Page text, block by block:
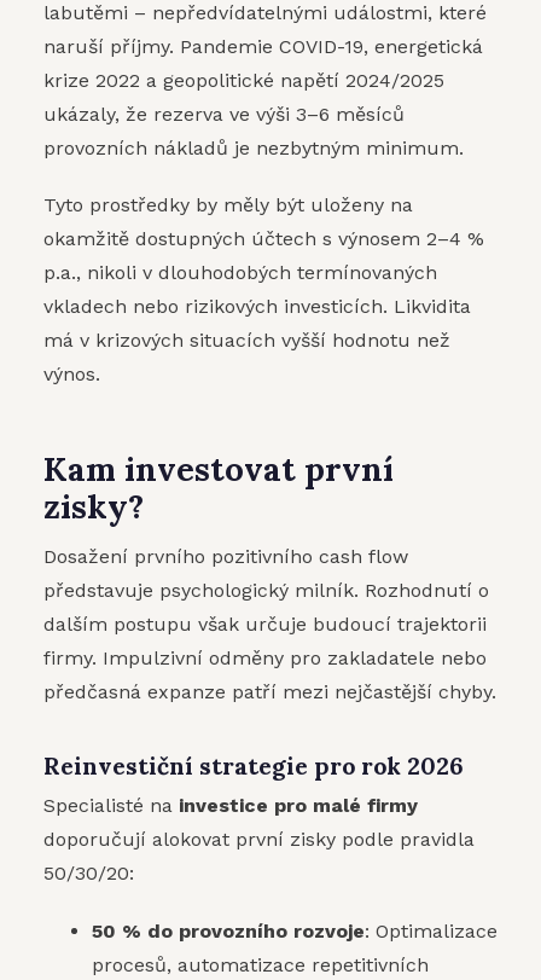
labutěmi – nepředvídatelnými událostmi, které
naruší příjmy. Pandemie COVID-19, energetická
krize 2022 a geopolitické napětí 2024/2025
ukázaly, že rezerva ve výši 3–6 měsíců
provozních nákladů je nezbytným minimum.
Tyto prostředky by měly být uloženy na
okamžitě dostupných účtech s výnosem 2–4 %
p.a., nikoli v dlouhodobých termínovaných
vkladech nebo rizikových investicích. Likvidita
má v krizových situacích vyšší hodnotu než
výnos.
Kam investovat první
zisky?
Dosažení prvního pozitivního cash flow
představuje psychologický milník. Rozhodnutí o
dalším postupu však určuje budoucí trajektorii
firmy. Impulzivní odměny pro zakladatele nebo
předčasná expanze patří mezi nejčastější chyby.
Reinvestiční strategie pro rok 2026
Specialisté na investice pro malé firmy
doporučují alokovat první zisky podle pravidla
50/30/20:
50 % do provozního rozvoje: Optimalizace
procesů, automatizace repetitivních